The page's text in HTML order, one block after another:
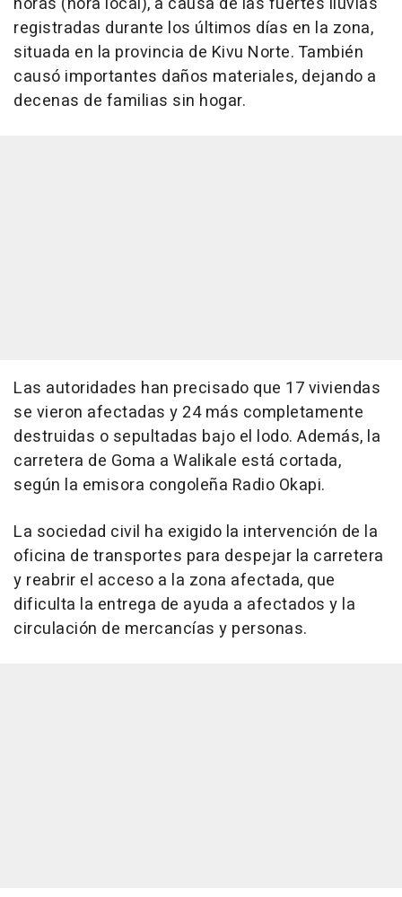
registradas durante los últimos días en la zona,
situada en la provincia de Kivu Norte. También
causó importantes daños materiales, dejando a
decenas de familias sin hogar.
Las autoridades han precisado que 17 viviendas
se vieron afectadas y 24 más completamente
destruidas o sepultadas bajo el lodo. Además, la
carretera de Goma a Walikale está cortada,
según la emisora congoleña Radio Okapi.
La sociedad civil ha exigido la intervención de la
oficina de transportes para despejar la carretera
y reabrir el acceso a la zona afectada, que
dificulta la entrega de ayuda a afectados y la
circulación de mercancías y personas.